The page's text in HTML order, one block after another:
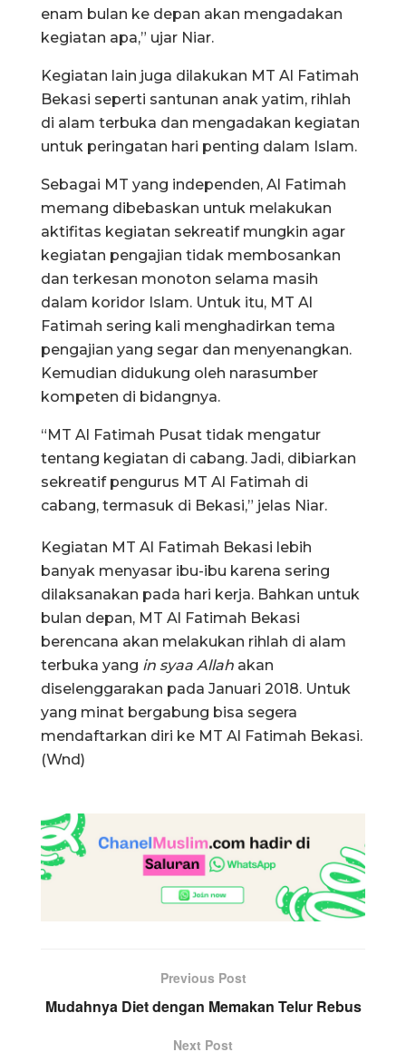
enam bulan ke depan akan mengadakan
kegiatan apa,” ujar Niar.
Kegiatan lain juga dilakukan MT Al Fatimah
Bekasi seperti santunan anak yatim, rihlah
di alam terbuka dan mengadakan kegiatan
untuk peringatan hari penting dalam Islam.
Sebagai MT yang independen, Al Fatimah
memang dibebaskan untuk melakukan
aktifitas kegiatan sekreatif mungkin agar
kegiatan pengajian tidak membosankan
dan terkesan monoton selama masih
dalam koridor Islam. Untuk itu, MT Al
Fatimah sering kali menghadirkan tema
pengajian yang segar dan menyenangkan.
Kemudian didukung oleh narasumber
kompeten di bidangnya.
“MT Al Fatimah Pusat tidak mengatur
tentang kegiatan di cabang. Jadi, dibiarkan
sekreatif pengurus MT Al Fatimah di
cabang, termasuk di Bekasi,” jelas Niar.
Kegiatan MT Al Fatimah Bekasi lebih
banyak menyasar ibu-ibu karena sering
dilaksanakan pada hari kerja. Bahkan untuk
bulan depan, MT Al Fatimah Bekasi
berencana akan melakukan rihlah di alam
terbuka yang in syaa Allah akan
diselenggarakan pada Januari 2018. Untuk
yang minat bergabung bisa segera
mendaftarkan diri ke MT Al Fatimah Bekasi.
(Wnd)
Previous Post
Mudahnya Diet dengan Memakan Telur Rebus
Next Post